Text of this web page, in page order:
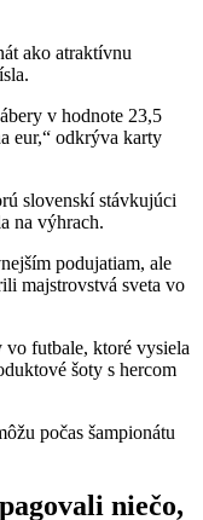
ako atraktívnu
v hodnote 23,5
eur,“ odkrýva karty
slovenskí stávkujúci
na výhrach.
podujatiam, ale
majstrovstvá sveta vo
futbale, ktoré vysiela
šoty s hercom
počas šampionátu
niečo,